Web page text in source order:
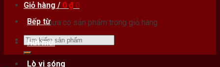
Bếp từ
Hút mùi
Lò vi sóng
Giỏ hàng / 0 ₫ 0
Chưa có sản phẩm trong giỏ hàng.
Tìm
kiếm: